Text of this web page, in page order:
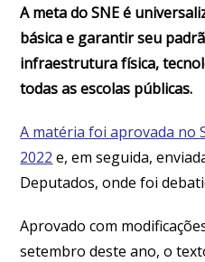
A meta do SNE é
básica e garantir seu
infraestrutura física,
todas as escolas públicas.
A matéria foi aprovada no
2022 e, em seguida,
Deputados, onde foi
Aprovado com
setembro deste ano, o